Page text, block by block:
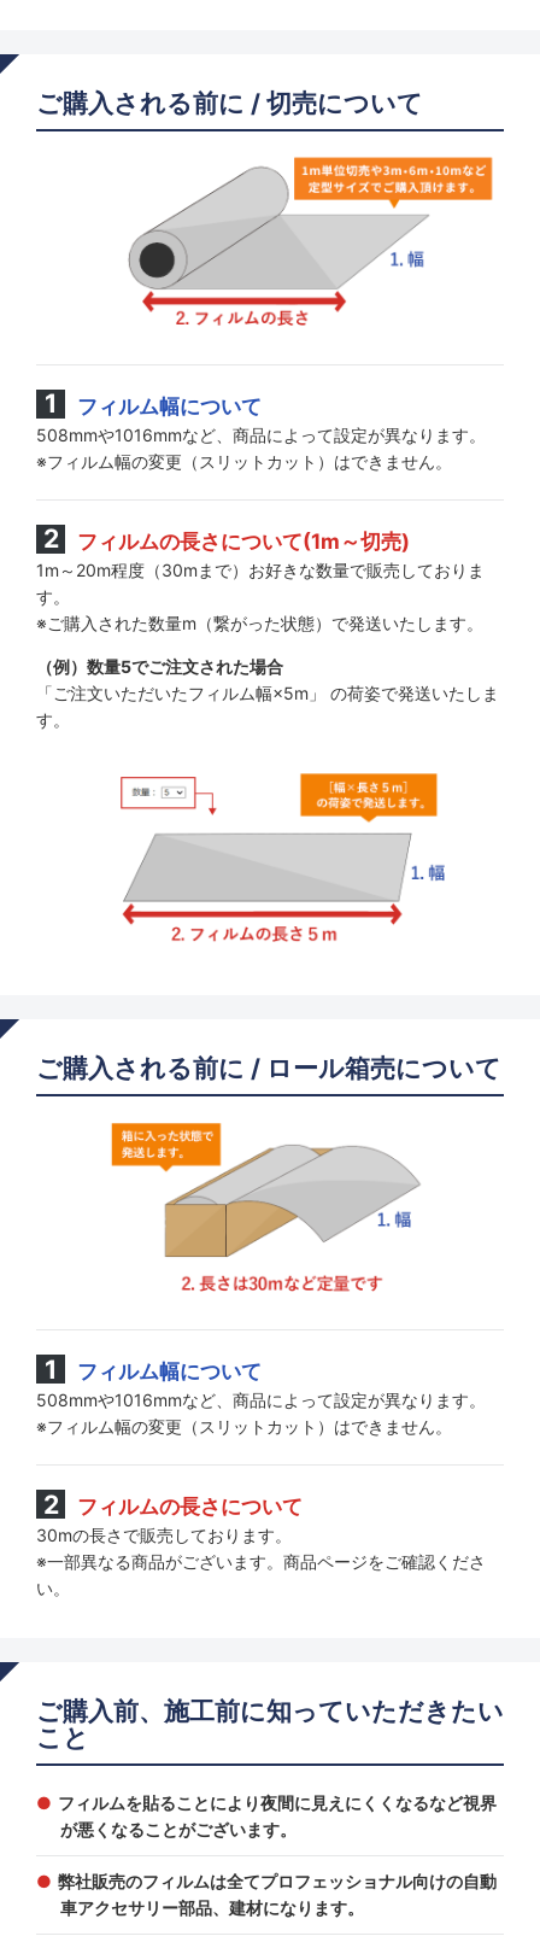
ご購入される前に / 切売について
フィルム幅について
508mmや1016mmなど、商品によって設定が異なります。
※フィルム幅の変更（スリットカット）はできません。
フィルムの長さについて(1m～切売)
1m～20m程度（30mまで）お好きな数量で販売しておりま
す。
※ご購入された数量m（繋がった状態）で発送いたします。
（例）数量5でご注文された場合
「ご注文いただいたフィルム幅×5m」 の荷姿で発送いたしま
す。
ご購入される前に / ロール箱売について
フィルム幅について
508mmや1016mmなど、商品によって設定が異なります。
※フィルム幅の変更（スリットカット）はできません。
フィルムの長さについて
30mの長さで販売しております。
※一部異なる商品がございます。商品ページをご確認くださ
い。
ご購入前、施工前に知っていただきたい
こと
フィルムを貼ることにより夜間に見えにくくなるなど視界
が悪くなることがございます。
弊社販売のフィルムは全てプロフェッショナル向けの自動
車アクセサリー部品、建材になります。